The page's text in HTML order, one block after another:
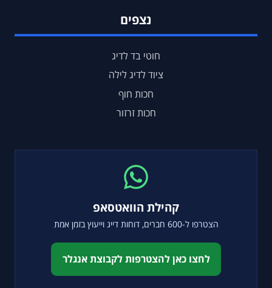
קהילת הוואטסאפ
הצטרפו ל-600 חברים, דוחות דייג וייעוץ בזמן אמת
לחצו כאן להצטרפות לקבוצת אנגלר
נצפים
חוטי בד לדיג
ציוד לדיג לילה
חכות חוף
חכות זרזור